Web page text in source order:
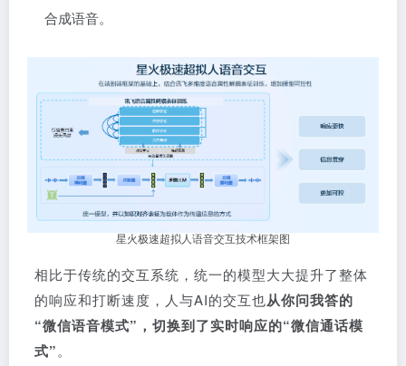
合成语音。
星火极速超拟人语音交互技术框架图
相比于传统的交互系统，统一的模型大大提升了整体
的响应和打断速度，人与AI的交互也从你问我答的
“微信语音模式”，切换到了实时响应的“微信通话模
式”。